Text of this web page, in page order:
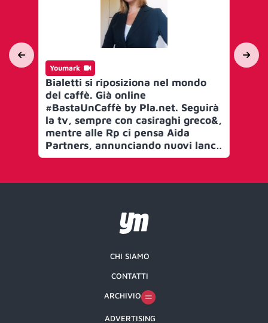
Youmark
Bialetti si riposiziona nel mondo
del caffè. Già online
#BastaUnCaffè by Pla.net. Seguirà
la tv, sempre con casiraghi greco&,
mentre alle Rp ci pensa Aida
Partners, annunciando nuovi lanci.
“Saper scegliere i giusti partner è
un brief, non dite come devono
CHI SIAMO
CONTATTI
ARCHIVIO
ADVERTISING